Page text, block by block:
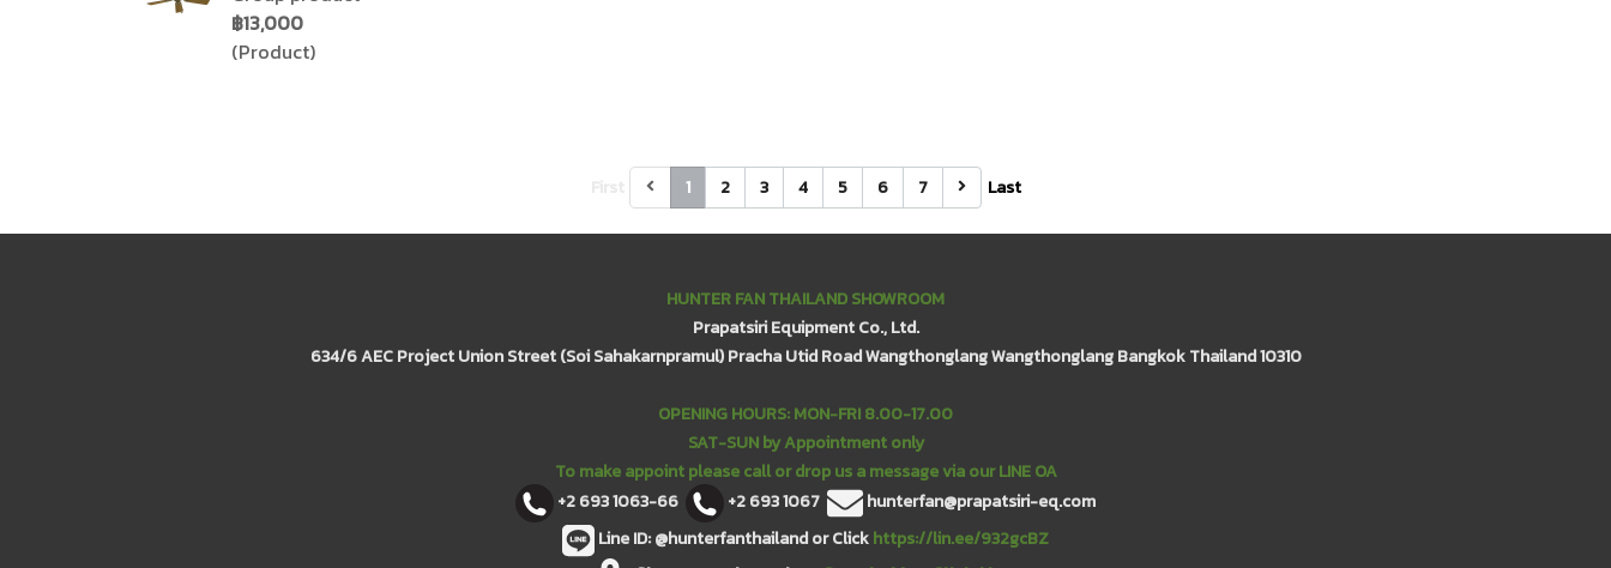
฿13,000
(Product)
1 2 3 4 5 6 7 Last
HUNTER FAN THAILAND SHOWROOM
Prapatsiri Equipment Co., Ltd.
634/6 AEC Project Union Street (Soi Sahakarnpramul) Pracha Utid Road Wangthonglang Wangthonglang Bangkok Thailand 10310
OPENING HOURS: MON-FRI 8.00-17.00
SAT-SUN by Appointment only
To make appoint please call or drop us a message via our LINE OA
+2 693 1063-66
+2 693 1067
hunterfan@prapatsiri-eq.com
Line ID: @hunterfanthailand or Clickhttps://lin.ee/932gcBZ